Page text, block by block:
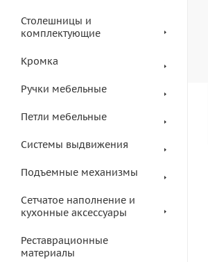
Столешницы и
комплектующие
Кромка
Ручки мебельные
Петли мебельные
Системы выдвижения
Подъемные механизмы
Сетчатое наполнение и
кухонные аксессуары
Реставрационные
материалы